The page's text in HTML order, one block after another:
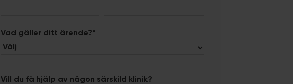
Vad gäller ditt ärende?*
Vill du få hjälp av någon särskild klinik?